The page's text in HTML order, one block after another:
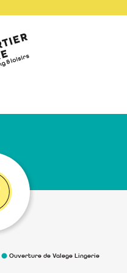
Ouverture de Valege Lingerie